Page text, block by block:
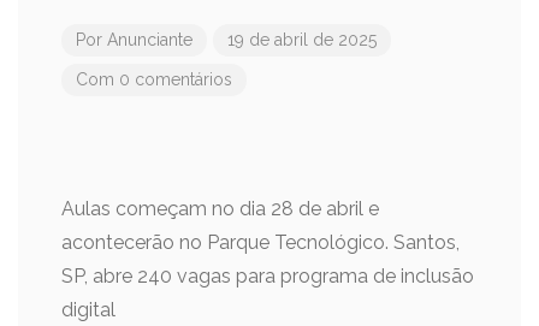
Por Anunciante 19 de abril de 2025
Com 0 comentários
Aulas começam no dia 28 de abril e
acontecerão no Parque Tecnológico. Santos,
SP, abre 240 vagas para programa de inclusão
digital